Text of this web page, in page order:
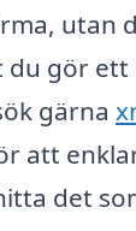
utan
gör ett
gärna
att
det